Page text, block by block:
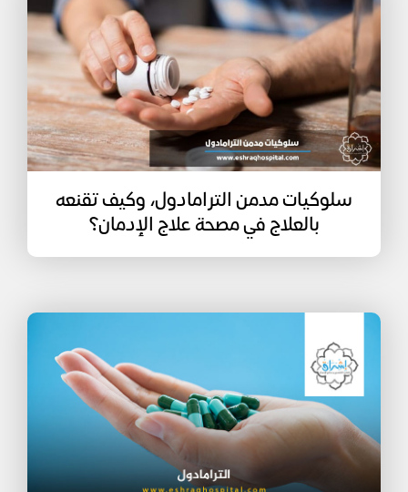
سلوكيات مدمن الترامادول، وكيف تقنعه
بالعلاج في مصحة علاج الإدمان؟